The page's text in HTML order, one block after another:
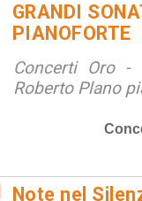
GRANDI
PIANOFORTE
Concerti Oro -
Roberto Plano
Note nel